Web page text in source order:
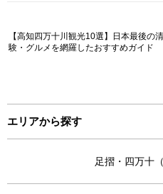
【高知四万十川観光10選】日本最後の
験・グルメを網羅したおすすめガイド
エリアから探す
足摺・四万十